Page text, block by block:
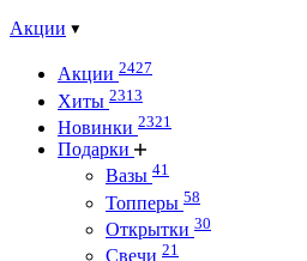
Акции
Акции 2427
Хиты 2313
Новинки 2321
Подарки
Вазы 41
Топперы 58
Открытки 30
Свечи 21